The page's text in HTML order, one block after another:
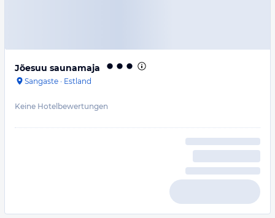
Jõesuu saunamaja
Sangaste · Estland
Keine Hotelbewertungen